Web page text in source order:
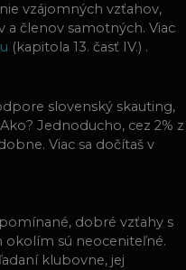
vzájomných vzťahov,
a členov samotných. Viac
(kapitola 13. časť IV.) .
slovenský skauting,
Jednoducho, cez 2% z
Viac sa dočítaš v
dobré vzťahy s
okolím sú neoceniteľné.
klubovne, jej